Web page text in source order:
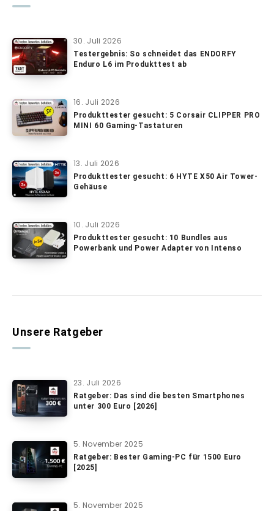
30. Juli 2026
Testergebnis: So schneidet das ENDORFY
Enduro L6 im Produkttest ab
16. Juli 2026
Produkttester gesucht: 5 Corsair CLIPPER PRO
MINI 60 Gaming-Tastaturen
13. Juli 2026
Produkttester gesucht: 6 HYTE X50 Air Tower-
Gehäuse
10. Juli 2026
Produkttester gesucht: 10 Bundles aus
Powerbank und Power Adapter von Intenso
Unsere Ratgeber
23. Juli 2026
Ratgeber: Das sind die besten Smartphones
unter 300 Euro [2026]
5. November 2025
Ratgeber: Bester Gaming-PC für 1500 Euro
[2025]
5. November 2025